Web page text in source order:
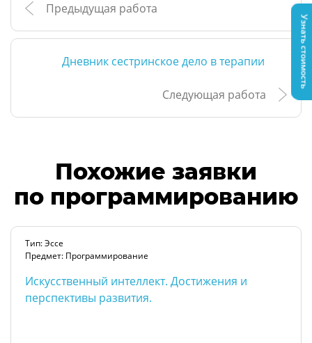
Предыдущая работа
Дневник сестринское дело в терапии
Следующая работа
Похожие заявки
по программированию
Тип: Эссе
Предмет: Программирование
Искусственный интеллект. Достижения и
перспективы развития.
Узнать стоимость